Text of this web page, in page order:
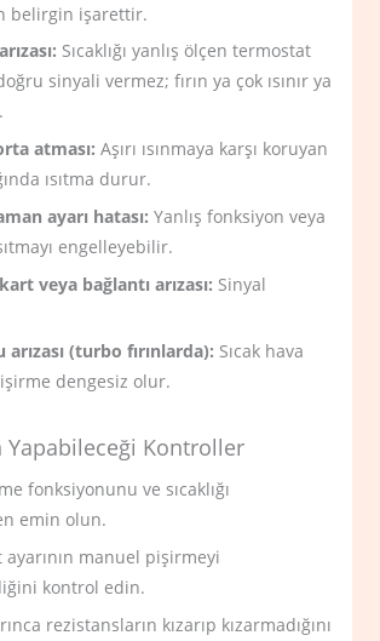
belirgin işarettir.
Sıcaklığı yanlış ölçen termostat
sinyali vermez; fırın ya çok ısınır ya
atması: Aşırı ısınmaya karşı koruyan
ısıtma durur.
ayarı hatası: Yanlış fonksiyon veya
engelleyebilir.
veya bağlantı arızası: Sinyal
(turbo fırınlarda): Sıcak hava
dengesiz olur.
Yapabileceği Kontroller
fonksiyonunu ve sıcaklığı
emin olun.
ayarının manuel pişirmeyi
kontrol edin.
rezistansların kızarıp kızarmadığını